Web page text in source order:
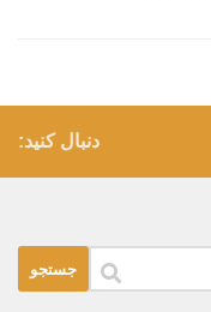
دنبال کنید: